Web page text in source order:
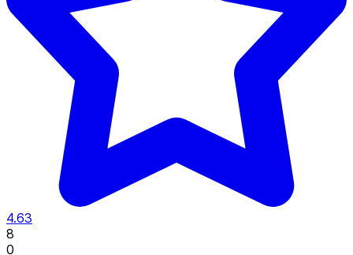
4.63
8
0